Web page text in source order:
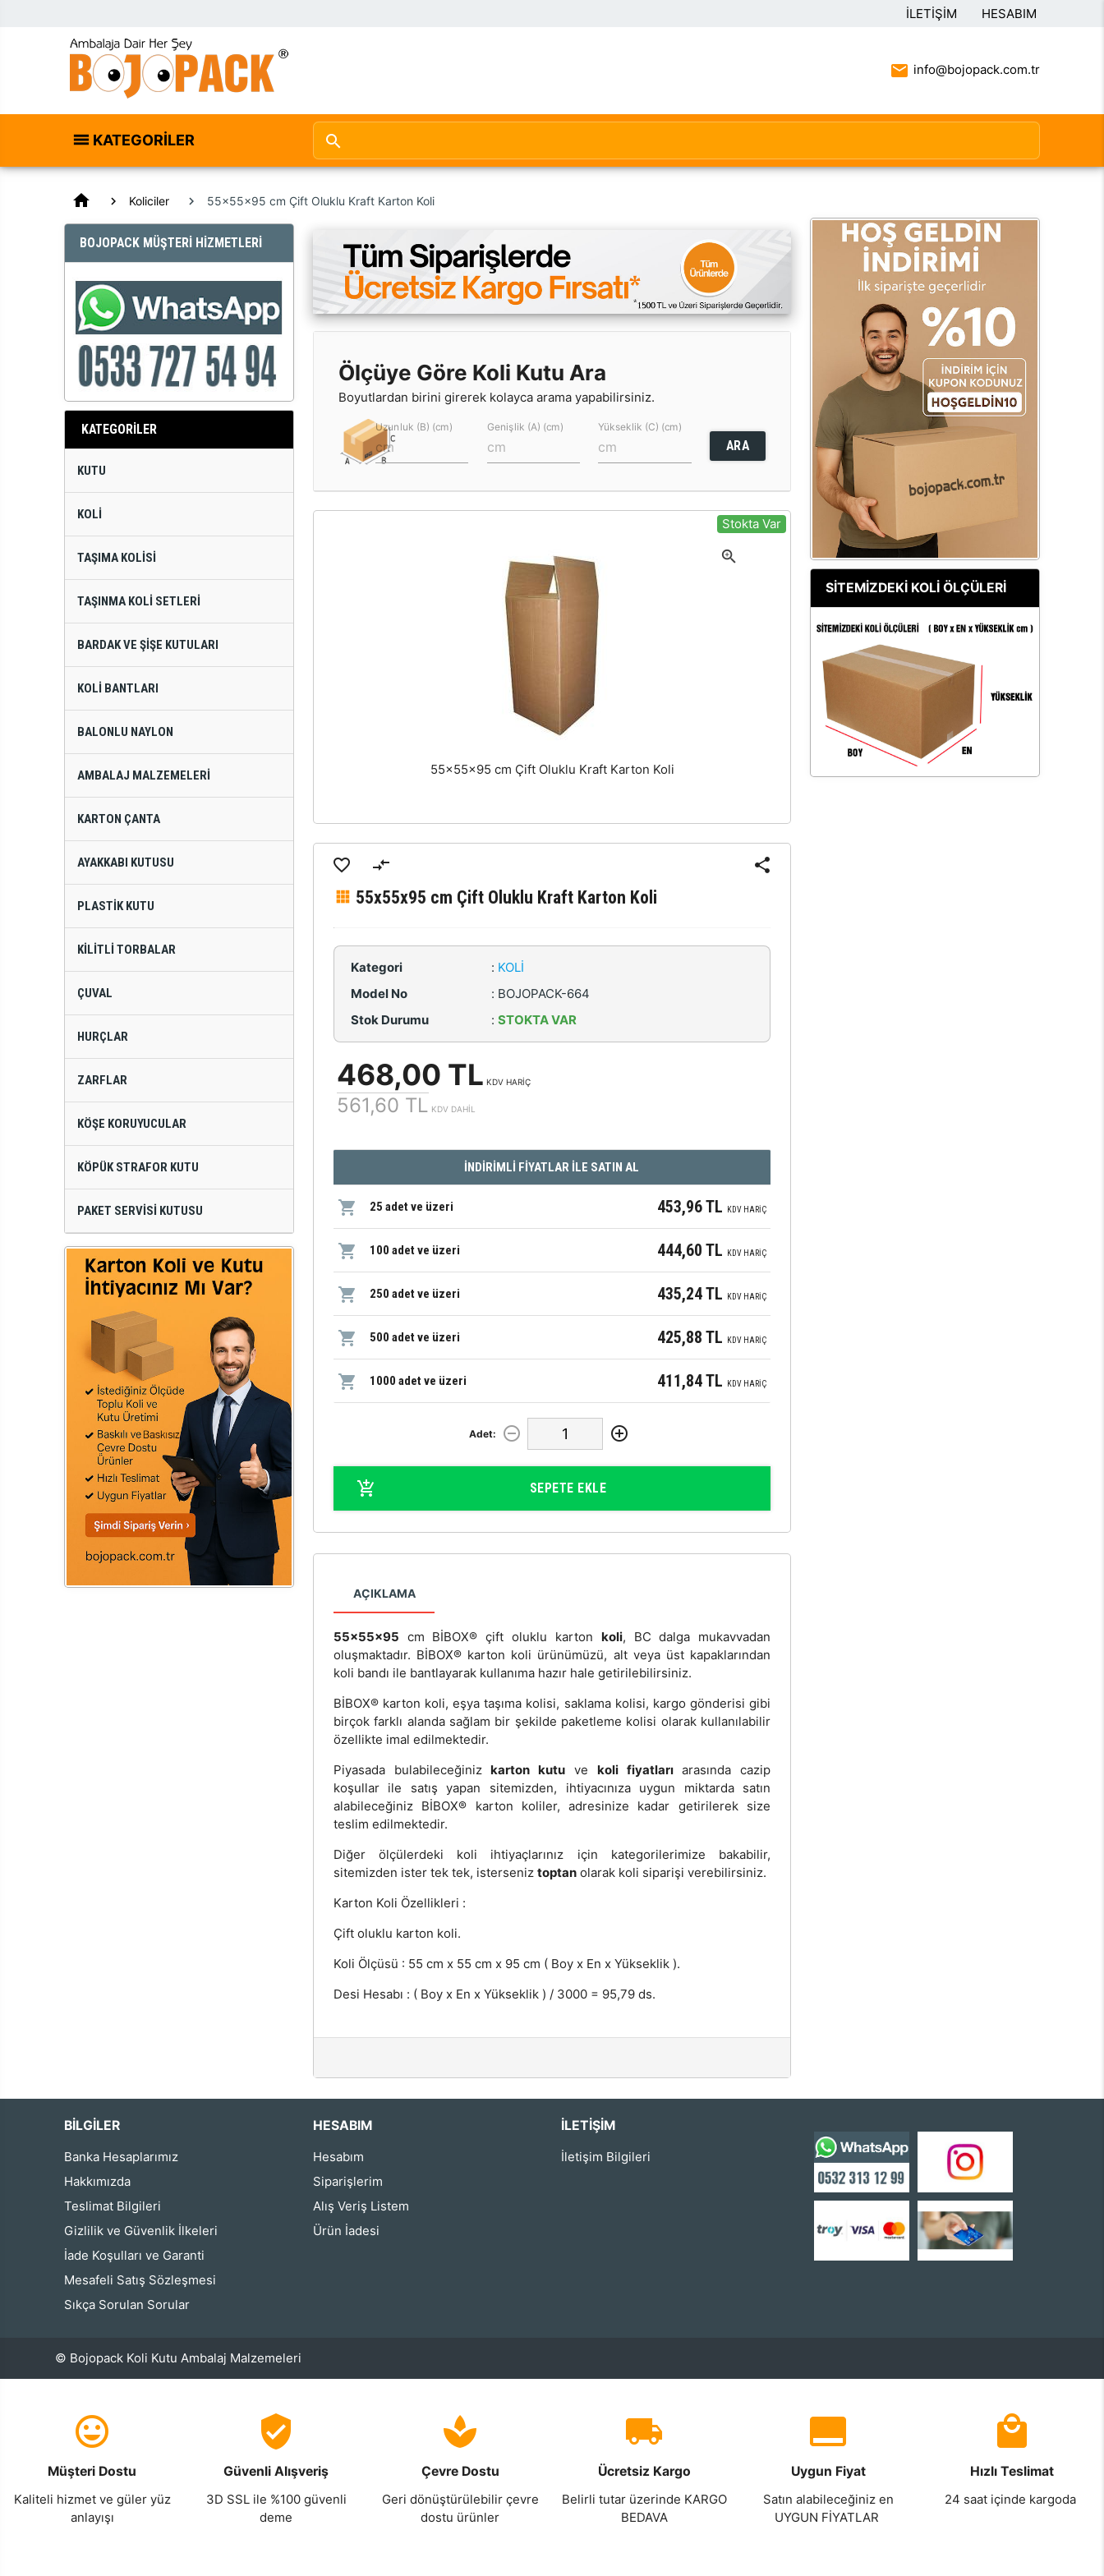
İLETIŞIM HESABIM
info@bojopack.com.tr
KATEGORILER
home Koliciler 55x55x95 cm Çift Oluklu Kraft Karton Koli
BOJOPACK MÜŞTERİ HİZMETLERİ
KATEGORİLER
KUTU
KOLI
TAŞIMA KOLISI
TAŞINMA KOLI SETLERI
BARDAK VE ŞIŞE KUTULARI
KOLI BANTLARI
BALONLU NAYLON
AMBALAJ MALZEMELERI
KARTON ÇANTA
AYAKKABI KUTUSU
PLASTIK KUTU
KILITLI TORBALAR
ÇUVAL
HURÇLAR
ZARFLAR
KÖŞE KORUYUCULAR
KÖPÜK STRAFOR KUTU
PAKET SERVISI KUTUSU
Ölçüye Göre Koli Kutu Ara
Boyutlardan birini girerek kolayca arama yapabilirsiniz.
Uzunluk (B) (cm) Genişlik (A) (cm) Yükseklik (C) (cm)
ARA
Stokta Var
55x55x95 cm Çift Oluklu Kraft Karton Koli
55x55x95 cm Çift Oluklu Kraft Karton Koli
Kategori : KOLI
Model No
: BOJOPACK-664
Stok Durumu
: STOKTA VAR
468,00 TL KDV HARİÇ
561,60 TL KDV DAHİL
İNDİRİMLİ FİYATLAR İLE SATIN AL
25 adet ve üzeri 453,96 TL KDV HARİÇ
100 adet ve üzeri 444,60 TL KDV HARİÇ
250 adet ve üzeri 435,24 TL KDV HARİÇ
500 adet ve üzeri 425,88 TL KDV HARİÇ
1000 adet ve üzeri 411,84 TL KDV HARİÇ
Adet:
SEPETE EKLE
AÇIKLAMA
55x55x95 cm BİBOX® çift oluklu karton koli, BC dalga mukavvadan
oluşmaktadır. BİBOX® karton koli ürünümüzü, alt veya üst kapaklarından
koli bandı ile bantlayarak kullanıma hazır hale getirilebilirsiniz.
BİBOX® karton koli, eşya taşıma kolisi, saklama kolisi, kargo gönderisi gibi
birçok farklı alanda sağlam bir şekilde paketleme kolisi olarak kullanılabilir
özellikte imal edilmektedir.
Piyasada bulabileceğinizkarton kutu ve koli fiyatlarıarasında cazip
koşullar ile satış yapan sitemizden, ihtiyacınıza uygun miktarda satın
alabileceğiniz BİBOX® karton koliler, adresinize kadar getirilerek size
teslim edilmektedir.
Diğer ölçülerdeki koli ihtiyaçlarınız için kategorilerimize bakabilir,
sitemizden ister tek tek, isterseniz toptanolarak koli siparişi verebilirsiniz.
Karton Koli Özellikleri :
Çift oluklu karton koli.
Koli Ölçüsü : 55 cm x 55 cm x 95 cm ( Boy x En x Yükseklik ).
Desi Hesabı : ( Boy x En x Yükseklik ) / 3000 = 95,79 ds.
SİTEMİZDEKİ KOLİ ÖLÇÜLERİ
BİLGİLER
Banka Hesaplarımız
Hakkımızda
Teslimat Bilgileri
Gizlilik ve Güvenlik İlkeleri
İade Koşulları ve Garanti
Mesafeli Satış Sözleşmesi
Sıkça Sorulan Sorular
HESABIM
Hesabım
Siparişlerim
Alış Veriş Listem
Ürün İadesi
İLETIŞIM
İletişim Bilgileri
© Bojopack Koli Kutu Ambalaj Malzemeleri
Müşteri Dostu
Kaliteli hizmet ve güler yüz
anlayışı
Güvenli Alışveriş
3D SSL ile %100 güvenli
deme
Çevre Dostu
Geri dönüştürülebilir çevre
dostu ürünler
Ücretsiz Kargo
Belirli tutar üzerinde KARGO
BEDAVA
Uygun Fiyat
Satın alabileceğiniz en
UYGUN FİYATLAR
Hızlı Teslimat
24 saat içinde kargoda